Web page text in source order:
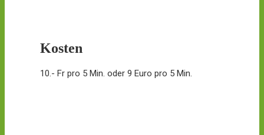
Kosten
10.- Fr pro 5 Min. oder 9 Euro pro 5 Min.